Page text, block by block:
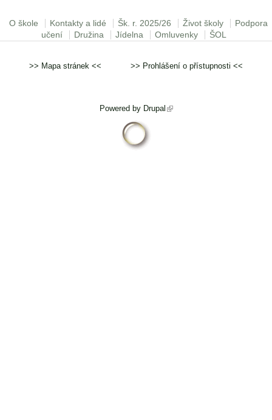
Hlavní menu
O škole Kontakty a lidé Šk. r. 2025/26 Život školy
Podpora
učení
Družina Jídelna Omluvenky ŠOL
>> Mapa stránek << >> Prohlášení o přístupnosti <<
Powered by Drupal (odkaz je externí)